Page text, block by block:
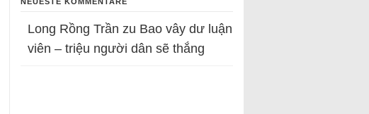
Long Rồng Trần zu Bao vây dư luận
viên – triệu người dân sẽ thắng